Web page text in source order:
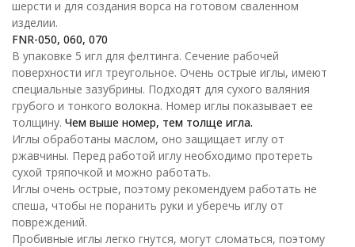
шерсти и для создания ворса на готовом сваленном
изделии.
FNR-050, 060, 070
В упаковке 5 игл для фелтинга. Сечение рабочей
поверхности игл треугольное. Очень острые иглы, имеют
специальные зазубрины. Подходят для сухого валяния
грубого и тонкого волокна. Номер иглы показывает ее
толщину. Чем выше номер, тем толще игла.
Иглы обработаны маслом, оно защищает иглу от
ржавчины. Перед работой иглу необходимо протереть
сухой тряпочкой и можно работать.
Иглы очень острые, поэтому рекомендуем работать не
спеша, чтобы не поранить руки и уберечь иглу от
повреждений.
Пробивные иглы легко гнутся, могут сломаться, поэтому